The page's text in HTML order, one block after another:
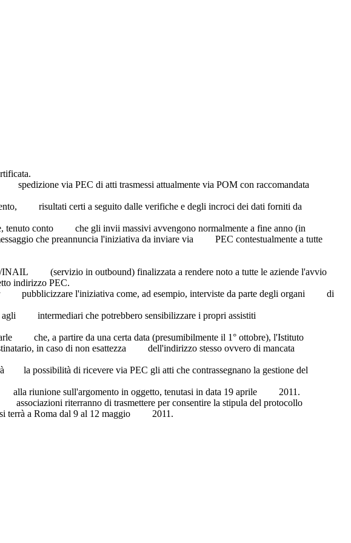
spedizione via PEC di atti trasmessi attualmente via POM con raccomandata
risultati certi a seguito dalle verifiche e degli incroci dei dati forniti da
tenuto conto che gli invii massivi avvengono normalmente a fine anno (in
che preannuncia l'iniziativa da inviare via PEC contestualmente a tutte
INAIL (servizio in outbound) finalizzata a rendere noto a tutte le aziende l'avvio
indirizzo PEC.
pubblicizzare l'iniziativa come, ad esempio, interviste da parte degli organi di
agli intermediari che potrebbero sensibilizzare i propri assistiti
che, a partire da una certa data (presumibilmente il 1° ottobre), l'Istituto
in caso di non esattezza dell'indirizzo stesso ovvero di mancata
la possibilità di ricevere via PEC gli atti che contrassegnano la gestione del
alla riunione sull'argomento in oggetto, tenutasi in data 19 aprile 2011.
riterranno di trasmettere per consentire la stipula del protocollo
si terrà a Roma dal 9 al 12 maggio 2011.